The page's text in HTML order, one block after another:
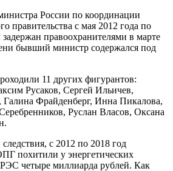
России по координации
правительства с мая 2012 года по
правоохранителями в марте
бывший министр содержался под
11 других фигурантов:
Русаков, Сергей Ильичев,
Галина Фрайденберг, Инна Пикалова,
Руслан Власов, Оксана
с 2012 по 2018 год
похитили у энергетических
четыре миллиарда рублей. Как